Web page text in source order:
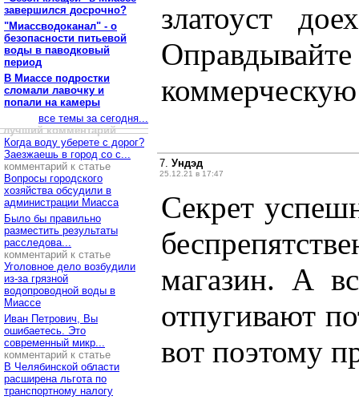
завершился досрочно?
"Миассводоканал" - о
безопасности питьевой
воды в паводковый
период
В Миассе подростки
сломали лавочку и
попали на камеры
все темы за сегодня...
лучший комментарий
Когда воду уберете с дорог?
Заезжаешь в город со с...
комментарий к статье
Вопросы городского
хозяйства обсудили в
администрации Миасса
Было бы правильно
разместить результаты
расследова...
комментарий к статье
Уголовное дело возбудили
из-за грязной
водопроводной воды в
Миассе
Иван Петрович, Вы
ошибаетесь. Это
современный микр...
комментарий к статье
В Челябинской области
расширена льгота по
транспортному налогу
златоуст
коммерческую
7. Ундэд
25.12.21 в 17:47
Секрет
магазин. А
отпугивают
вот поэтому